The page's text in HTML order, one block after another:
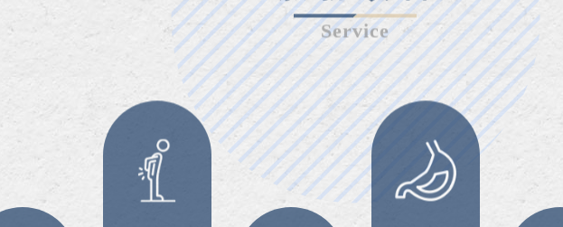
服 務 項 目
Service